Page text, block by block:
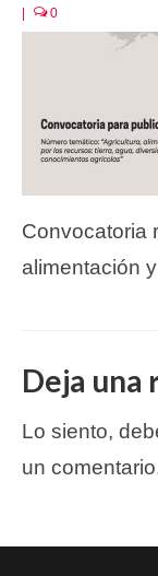
0
Convocatoria
alimentación
Deja una
Lo siento,
un